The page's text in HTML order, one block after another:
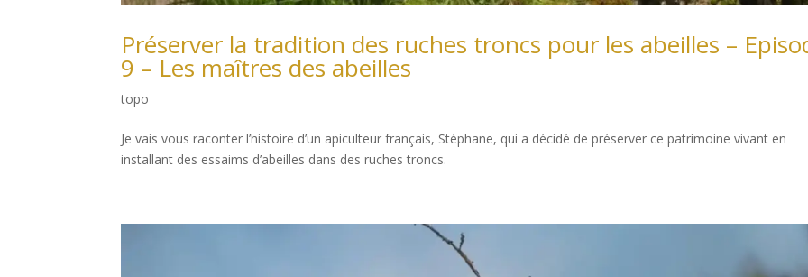
Préserver la tradition des ruches troncs pour les abeilles –
9 – Les maîtres des abeilles
topo
Je vais vous raconter l’histoire d’un apiculteur français, Stéphane, qui a décidé de préserver ce patrimoine vivant en
installant des essaims d’abeilles dans des ruches troncs.